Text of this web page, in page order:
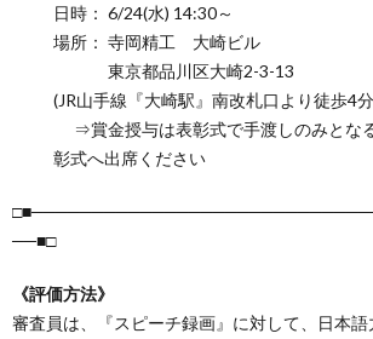
日時： 6/24(水) 14:30～
場所： 寺岡精工 大崎ビル
東京都品川区大崎2-3-13
(JR山手線『大崎駅』南改札口より徒歩4
⇒賞金授与は表彰式で手渡しのみとな
彰式へ出席ください
──■□
《評価方法》
審査員は、『スピーチ録画』に対して、日本